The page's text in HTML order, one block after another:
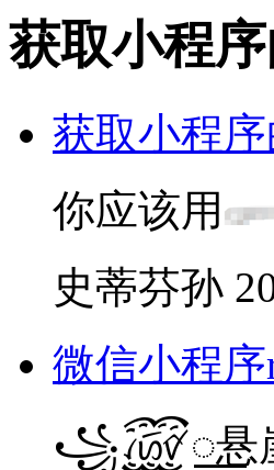
获取小程
获取小程
你应该用
史蒂芬孙
微信小程序
꧁꫞꯭悬崖